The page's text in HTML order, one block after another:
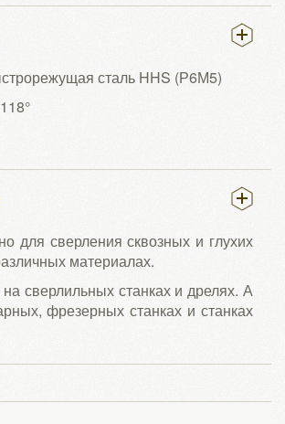
сталь HHS (Р6М5)
для сверления сквозных и глухих
материалах.
сверлильных станках и дрелях. А
фрезерных станках и станках